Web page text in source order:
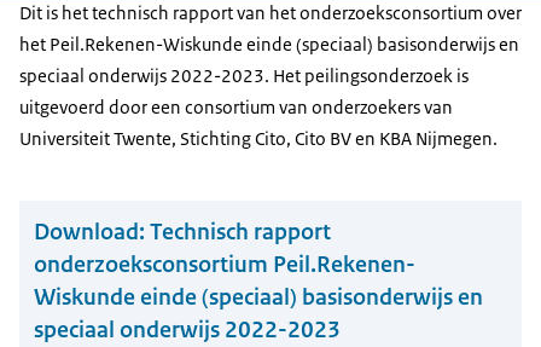
Dit is het technisch rapport van het onderzoeksconsortium over
het Peil.Rekenen-Wiskunde einde (speciaal) basisonderwijs en
speciaal onderwijs 2022-2023. Het peilingsonderzoek is
uitgevoerd door een consortium van onderzoekers van
Universiteit Twente, Stichting Cito, Cito BV en KBA Nijmegen.
Download: Technisch rapport
onderzoeksconsortium Peil.Rekenen-
Wiskunde einde (speciaal) basisonderwijs en
speciaal onderwijs 2022-2023